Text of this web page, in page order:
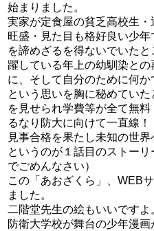
始まりました。
実家が定食屋の貧乏高校生
旺盛・見た目も格好良い少
を諦めざるを得ないでいた
躍している年上の幼馴染と
に、そして自分のために何
という思いを胸に秘めてい
を見せられ学費等が全て無
るなり防大に向けて一直線！
見事合格を果たし未知の世
というのが１話目のストー
でごめんなさい）
この「あおざくら」、WEB
ました。
二階堂先生の絵もいいですよ
防衛大学校が舞台の少年漫画